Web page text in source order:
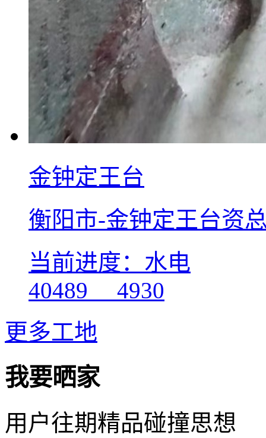
金钟定王台
衡阳市-金钟定王台资
当前进度：水电
40489
4930
更多工地
我要晒家
用户往期精品碰撞思想